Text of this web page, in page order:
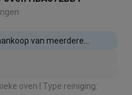
van meerdere
Type reiniging: